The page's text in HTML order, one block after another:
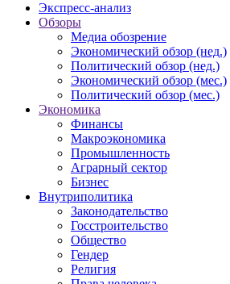
Экспресс-анализ
Обзоры
Медиа обозрение
Экономический обзор (нед.)
Политический обзор (нед.)
Экономический обзор (мес.)
Политический обзор (мес.)
Экономика
Финансы
Макроэкономика
Промышленность
Аграрный сектор
Бизнес
Внутриполитика
Законодательство
Госстроительство
Общество
Гендер
Религия